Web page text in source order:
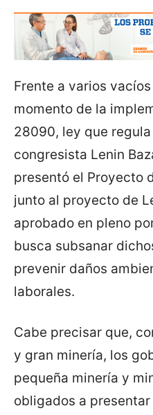
Frente a varios
momento de la
28090, ley que
congresista Lenin
presentó el Proyecto
junto al proyecto de
aprobado en pleno
busca subsanar
prevenir daños
laborales.
Cabe precisar que,
y gran minería, los
pequeña minería y
obligados a